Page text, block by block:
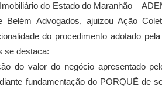
do Estado do Maranhão –
Belém Advogados, ajuizou Ação
do procedimento adotado
se destaca:
do valor do negócio apresentado
fundamentação do PORQUÊ de